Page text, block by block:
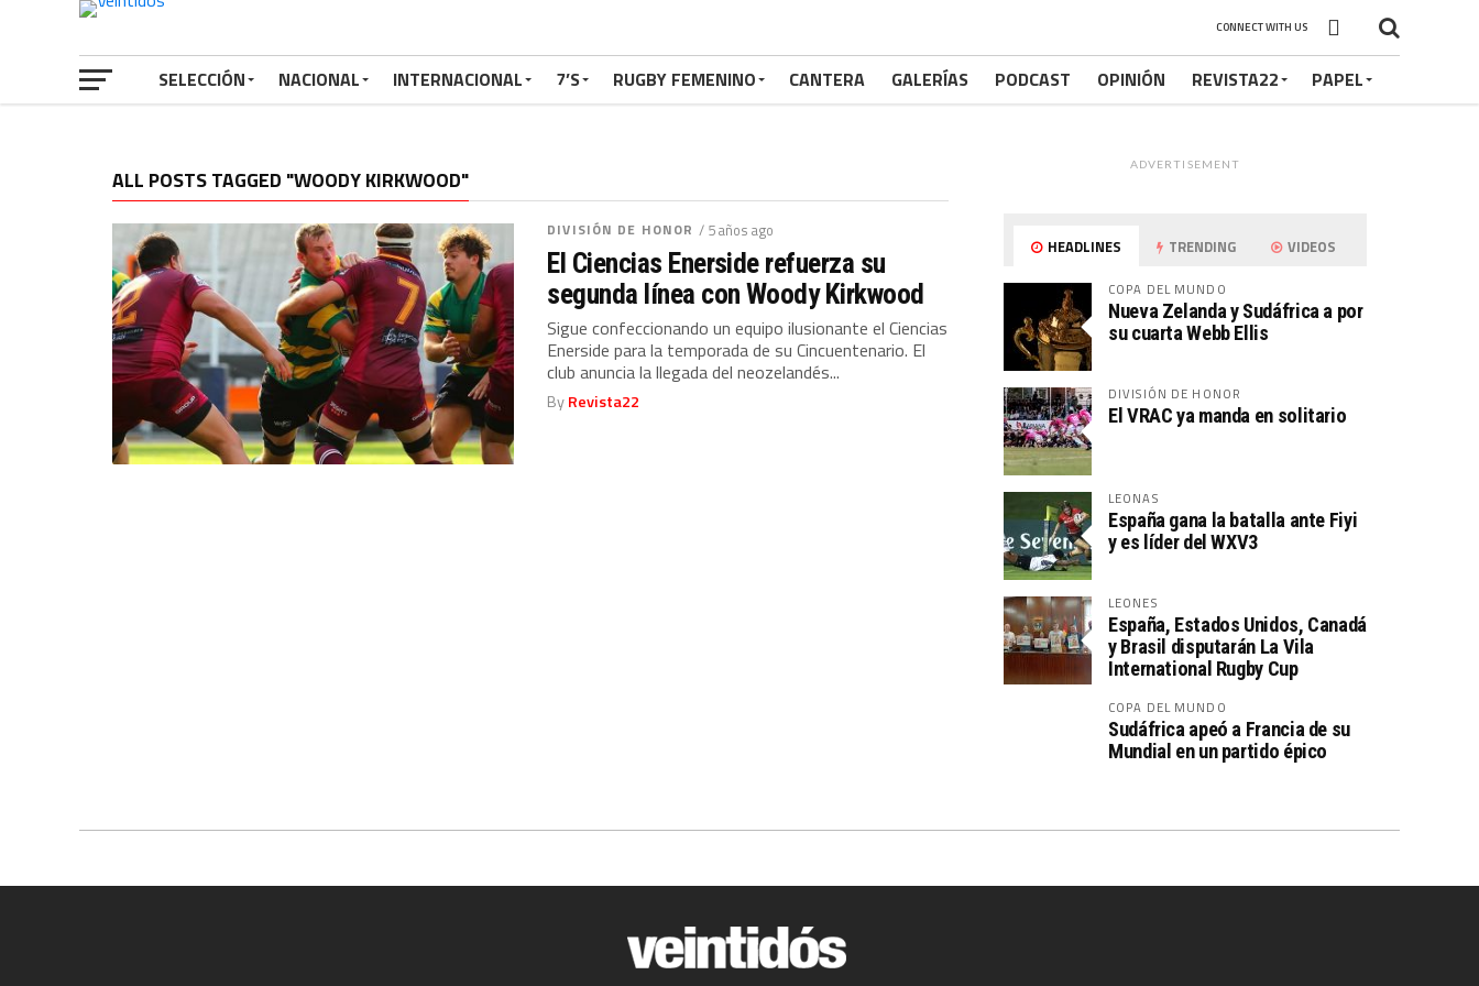
CONNECT WITH US
SELECCIÓN NACIONAL INTERNACIONAL 7’S RUGBY FEMENINO CANTERA GALERÍAS PODCAST OPINIÓN REVISTA22 PAPEL
ALL POSTS TAGGED "WOODY KIRKWOOD"
DIVISIÓN DE HONOR / 5 años ago
El Ciencias Enerside refuerza su
segunda línea con Woody Kirkwood
Sigue confeccionando un equipo ilusionante el Ciencias
Enerside para la temporada de su Cincuentenario. El
club anuncia la llegada del neozelandés...
ByRevista22
ADVERTISEMENT
HEADLINES TRENDING VIDEOS
COPA DEL MUNDO
Nueva Zelanda y Sudáfrica a por
su cuarta Webb Ellis
DIVISIÓN DE HONOR
El VRAC ya manda en solitario
LEONAS
España gana la batalla ante Fiyi
y es líder del WXV3
LEONES
España, Estados Unidos, Canadá
y Brasil disputarán La Vila
International Rugby Cup
COPA DEL MUNDO
Sudáfrica apeó a Francia de su
Mundial en un partido épico